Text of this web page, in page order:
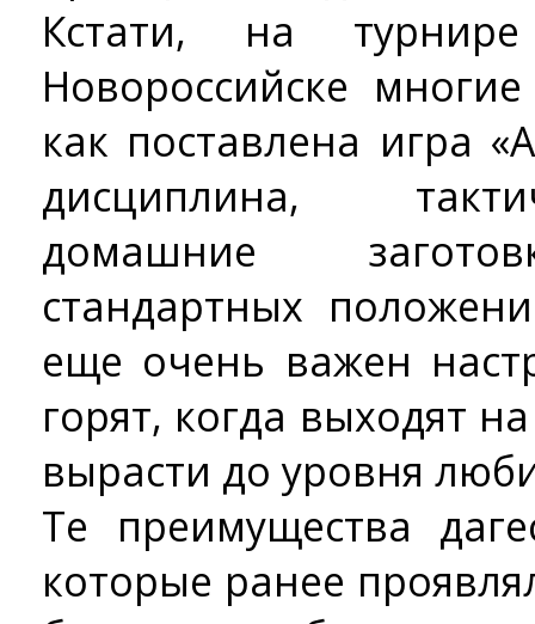
Кстати, на
Новороссийске
как поставлена игра
дисциплина,
домашние
стандартных
еще очень важен
горят, когда выходят
вырасти до уровня
Те преимущества
которые ранее